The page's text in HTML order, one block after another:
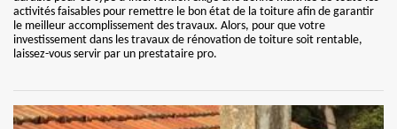
activités faisables pour remettre le bon état de la toiture afin de garantir
le meilleur accomplissement des travaux. Alors, pour que votre
investissement dans les travaux de rénovation de toiture soit rentable,
laissez-vous servir par un prestataire pro.